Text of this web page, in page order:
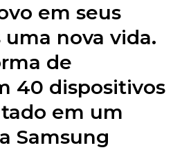
em seus
nova vida.
de
40 dispositivos
em um
Samsung